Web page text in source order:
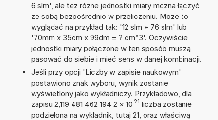
6 slm', ale też różne jednostki miary można łączyć
ze sobą bezpośrednio w przeliczeniu. Może to
wyglądać na przykład tak: '12 slm + 76 slm' lub
'70mm x 35cm x 99dm = ? cm^3'. Oczywiście
jednostki miary połączone w ten sposób muszą
pasować do siebie i mieć sens w danej kombinacji.
Jeśli przy opcji 'Liczby w zapisie naukowym'
postawiono znak wyboru, wynik zostanie
wyświetlony jako wykładniczy. Przykładowo, dla
zapisu 2,119 481 462 194 2 × 10 21 liczba zostanie
podzielona na wykładnik, tutaj 21, oraz właściwą